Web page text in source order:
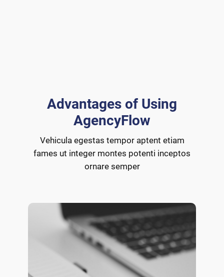
Advantages of Using
AgencyFlow
Vehicula egestas tempor aptent etiam
fames ut integer montes potenti inceptos
ornare semper